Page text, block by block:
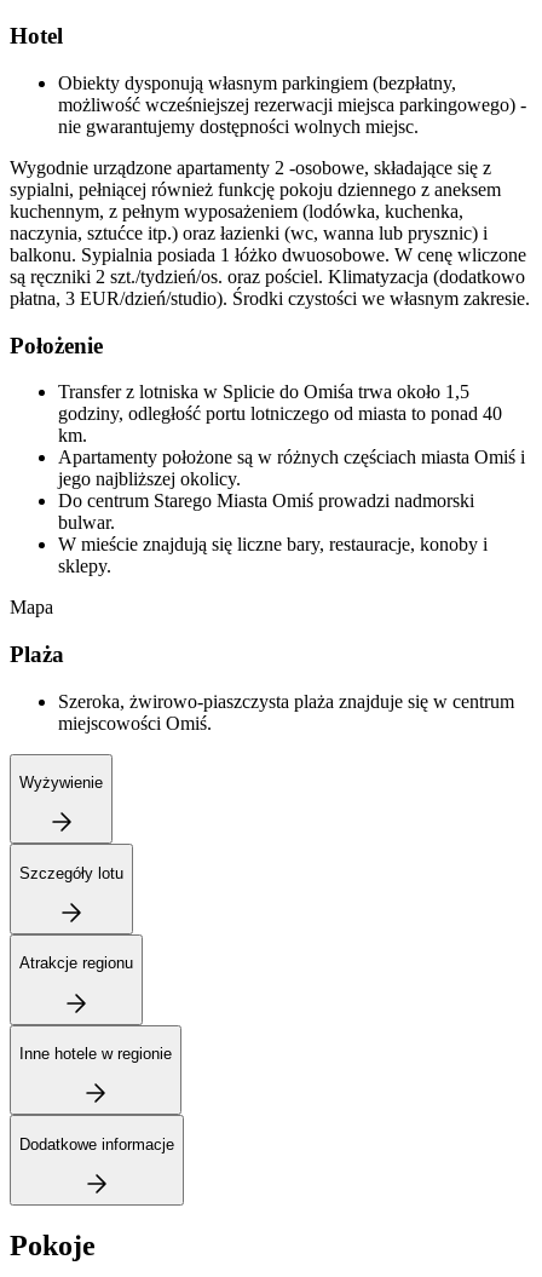
Hotel
Obiekty dysponują własnym parkingiem (bezpłatny,
możliwość wcześniejszej rezerwacji miejsca parkingowego) -
nie gwarantujemy dostępności wolnych miejsc.
Wygodnie urządzone apartamenty 2 -osobowe, składające się z
sypialni, pełniącej również funkcję pokoju dziennego z aneksem
kuchennym, z pełnym wyposażeniem (lodówka, kuchenka,
naczynia, sztućce itp.) oraz łazienki (wc, wanna lub prysznic) i
balkonu. Sypialnia posiada 1 łóżko dwuosobowe. W cenę wliczone
są ręczniki 2 szt./tydzień/os. oraz pościel. Klimatyzacja (dodatkowo
płatna, 3 EUR/dzień/studio). Środki czystości we własnym zakresie.
Położenie
Transfer z lotniska w Splicie do Omiśa trwa około 1,5
godziny, odległość portu lotniczego od miasta to ponad 40
km.
Apartamenty położone są w różnych częściach miasta Omiś i
jego najbliższej okolicy.
Do centrum Starego Miasta Omiś prowadzi nadmorski
bulwar.
W mieście znajdują się liczne bary, restauracje, konoby i
sklepy.
Mapa
Plaża
Szeroka, żwirowo-piaszczysta plaża znajduje się w centrum
miejscowości Omiś.
Wyżywienie
Szczegóły lotu
Atrakcje regionu
Inne hotele w regionie
Dodatkowe informacje
Pokoje